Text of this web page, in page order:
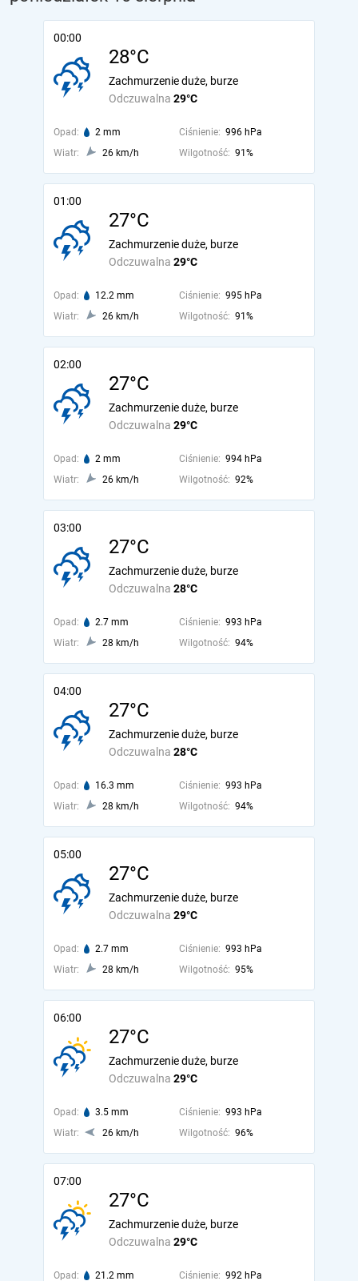
00:00
28°C
Odczuwalna 29°C
Zachmurzenie duże, burze
Opad: 2 mm Ciśnienie: 996 hPa
Wiatr:
26 km/h Wilgotność: 91%
01:00
27°C
Odczuwalna 29°C
Zachmurzenie duże, burze
Opad: 12.2 mm Ciśnienie: 995 hPa
Wiatr:
26 km/h Wilgotność: 91%
02:00
27°C
Odczuwalna 29°C
Zachmurzenie duże, burze
Opad: 2 mm Ciśnienie: 994 hPa
Wiatr:
26 km/h Wilgotność: 92%
03:00
27°C
Odczuwalna 28°C
Zachmurzenie duże, burze
Opad: 2.7 mm Ciśnienie: 993 hPa
Wiatr:
28 km/h Wilgotność: 94%
04:00
27°C
Odczuwalna 28°C
Zachmurzenie duże, burze
Opad: 16.3 mm Ciśnienie: 993 hPa
Wiatr:
28 km/h Wilgotność: 94%
05:00
27°C
Odczuwalna 29°C
Zachmurzenie duże, burze
Opad: 2.7 mm Ciśnienie: 993 hPa
Wiatr:
28 km/h Wilgotność: 95%
06:00
27°C
Odczuwalna 29°C
Zachmurzenie duże, burze
Opad: 3.5 mm Ciśnienie: 993 hPa
Wiatr:
26 km/h Wilgotność: 96%
07:00
27°C
Odczuwalna 29°C
Zachmurzenie duże, burze
Opad: 21.2 mm Ciśnienie: 992 hPa